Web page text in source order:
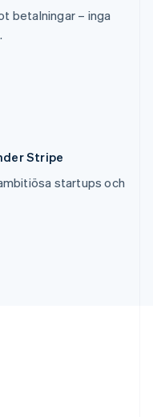
betalningar – inga
Stripe
startups och